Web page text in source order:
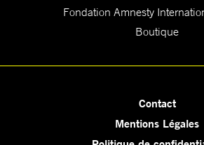
Fondation Amnesty
Boutique
Contact
Mentions Légales